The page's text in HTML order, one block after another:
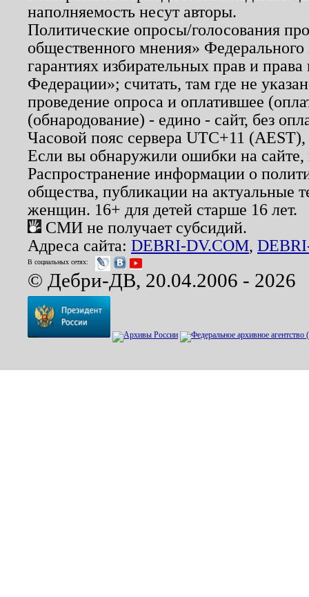
наполняемость несут авторы.
Политические опросы/голосования
общественного мнения»
гарантиях избирательных прав и
Федерации»; считать, там где не
проведение опроса и оплатившее
(обнародование) - едино - сайт, без
Часовой пояс сервера UTC+11
Если вы обнаружили ошибки на
Распространение информации о
общества, публикации на актуальные
женщин. 16+ для детей старше 16 лет.
СМИ не получает субсидий.
Адреса сайта: DEBRI-DV.COM,
В социальных сетях:
© Дебри-ДВ, 20.04.2006 - 2026